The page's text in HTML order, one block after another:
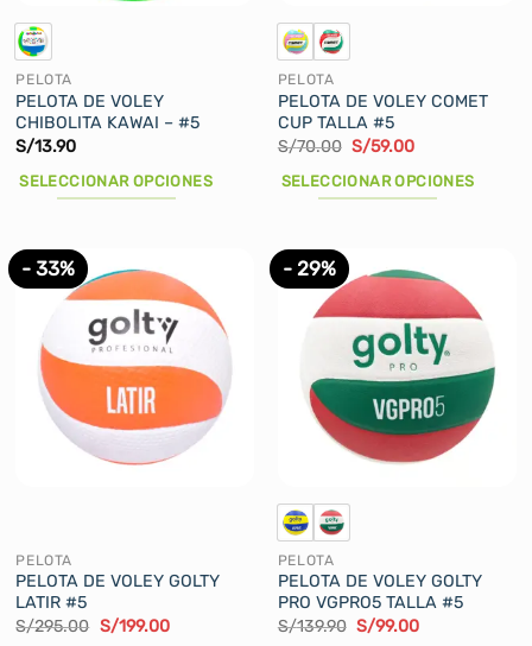
PELOTA
PELOTA DE VOLEY
CHIBOLITA KAWAI – #5
S/13.90
SELECCIONAR OPCIONES
tiene
múltiples
variantes.
Las
opciones
pueden
de
producto
PELOTA
PELOTA DE VOLEY COMET
CUP TALLA #5
S/70.00 El
original
era:
S/59.00El
actual
es:
SELECCIONAR OPCIONES
tiene
múltiples
variantes.
pueden
la
página
de
producto
- 33%
PELOTA
PELOTA DE VOLEY GOLTY
LATIR #5
S/295.00 El
S/199.00El
- 29%
PELOTA
PELOTA DE VOLEY GOLTY
PRO VGPRO5 TALLA #5
S/139.90 El
S/99.00El